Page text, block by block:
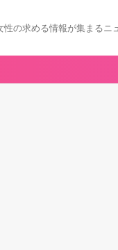
の求める情報が集まるニ